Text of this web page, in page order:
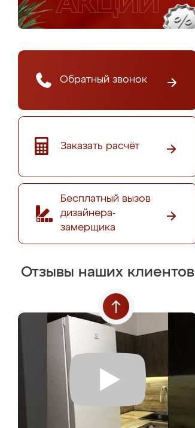
Обратный звонок
Заказать расчёт
Бесплатный вызов
дизайнера-
замерщика
Отзывы наших клиентов